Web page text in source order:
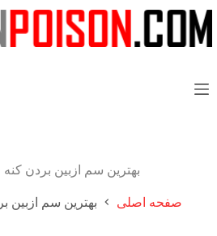
بهترین سم ازبین بردن کنه
صفحه اصلی بهترین سم ازبین